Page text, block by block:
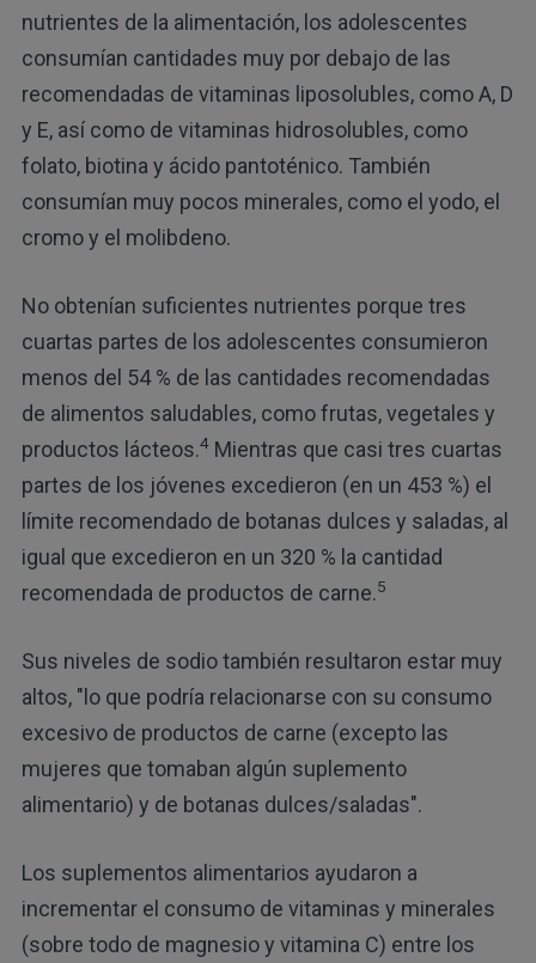
nutrientes de la alimentación, los adolescentes
consumían cantidades muy por debajo de las
recomendadas de vitaminas liposolubles, como A, D
y E, así como de vitaminas hidrosolubles, como
folato, biotina y ácido pantoténico. También
consumían muy pocos minerales, como el yodo, el
cromo y el molibdeno.
No obtenían suficientes nutrientes porque tres
cuartas partes de los adolescentes consumieron
menos del 54 % de las cantidades recomendadas
de alimentos saludables, como frutas, vegetales y
productos lácteos.4Mientras que casi tres cuartas
partes de los jóvenes excedieron (en un 453 %) el
límite recomendado de botanas dulces y saladas, al
igual que excedieron en un 320 % la cantidad
recomendada de productos de carne.5
Sus niveles de sodio también resultaron estar muy
altos, "lo que podría relacionarse con su consumo
excesivo de productos de carne (excepto las
mujeres que tomaban algún suplemento
alimentario) y de botanas dulces/saladas".
Los suplementos alimentarios ayudaron a
incrementar el consumo de vitaminas y minerales
(sobre todo de magnesio y vitamina C) entre los